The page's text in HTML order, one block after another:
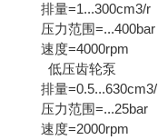
排量=1...300cm3/r
压力范围=...400bar
速度=4000rpm
低压齿轮泵
排量
压力范围=...25bar
速度=2000rpm